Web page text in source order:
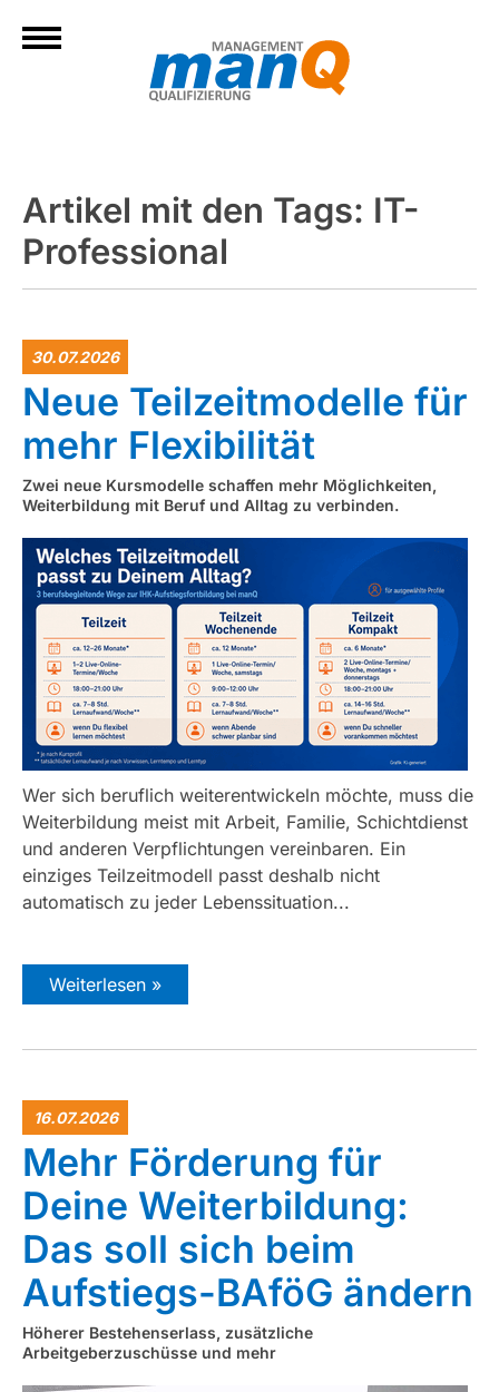
Artikel mit den Tags: IT-
Professional
30.07.2026
Neue Teilzeitmodelle für
mehr Flexibilität
Zwei neue Kursmodelle schaffen mehr Möglichkeiten,
Weiterbildung mit Beruf und Alltag zu verbinden.
Wer sich beruflich weiterentwickeln möchte, muss die
Weiterbildung meist mit Arbeit, Familie, Schichtdienst
und anderen Verpflichtungen vereinbaren. Ein
einziges Teilzeitmodell passt deshalb nicht
automatisch zu jeder Lebenssituation...
Weiterlesen »
16.07.2026
Mehr Förderung für
Deine Weiterbildung:
Das soll sich beim
Aufstiegs-BAföG ändern
Höherer Bestehenserlass, zusätzliche
Arbeitgeberzuschüsse und mehr